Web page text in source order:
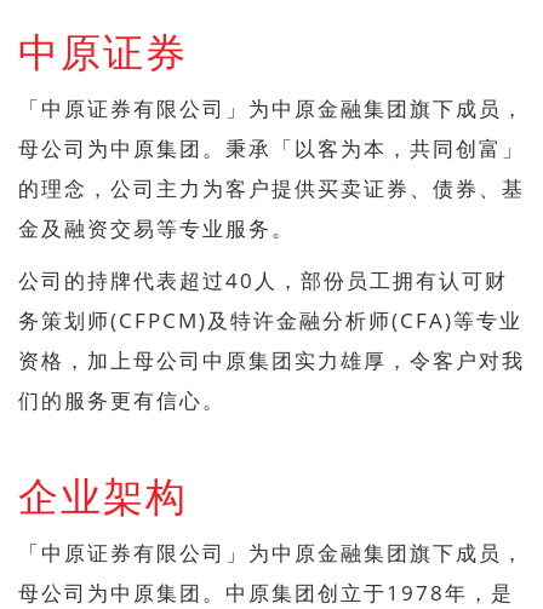
中原证券
「中原证券有限公司」为中原金融集团旗下成员，
母公司为中原集团。秉承「以客为本，共同创富」
的理念，公司主力为客户提供买卖证券、债券、基
金及融资交易等专业服务。
公司的持牌代表超过40人，部份员工拥有认可财
务策划师(CFPCM)及特许金融分析师(CFA)等专业
资格，加上母公司中原集团实力雄厚，令客户对我
们的服务更有信心。
企业架构
「中原证券有限公司」为中原金融集团旗下成员，
母公司为中原集团。中原集团创立于1978年，是